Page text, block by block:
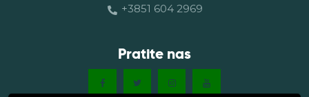
+3851 604 2969
Pratite nas